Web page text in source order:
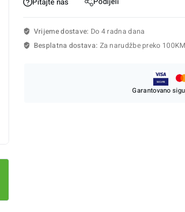
Vrijeme dostave: Do 4 radna dana
Besplatna dostava: Za narudžbe preko 100KM
Garantovano